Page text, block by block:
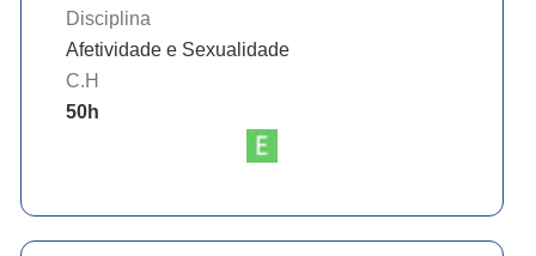
Disciplina
Afetividade e Sexualidade
C.H
50h